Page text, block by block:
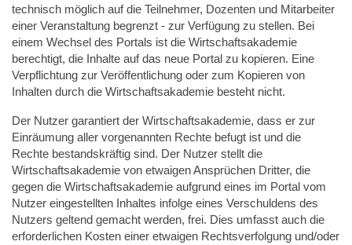
technisch möglich auf die Teilnehmer, Dozenten und Mitarbeiter
einer Veranstaltung begrenzt - zur Verfügung zu stellen. Bei
einem Wechsel des Portals ist die Wirtschaftsakademie
berechtigt, die Inhalte auf das neue Portal zu kopieren. Eine
Verpflichtung zur Veröffentlichung oder zum Kopieren von
Inhalten durch die Wirtschaftsakademie besteht nicht.
Der Nutzer garantiert der Wirtschaftsakademie, dass er zur
Einräumung aller vorgenannten Rechte befugt ist und die
Rechte bestandskräftig sind. Der Nutzer stellt die
Wirtschaftsakademie von etwaigen Ansprüchen Dritter, die
gegen die Wirtschaftsakademie aufgrund eines im Portal vom
Nutzer eingestellten Inhaltes infolge eines Verschuldens des
Nutzers geltend gemacht werden, frei. Dies umfasst auch die
erforderlichen Kosten einer etwaigen Rechtsverfolgung und/oder